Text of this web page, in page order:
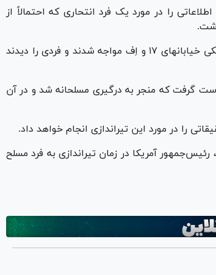
را در مورد یک فرد انتحاری که احتمالاً از
نیرو‌های سرویس مخفی با خودرو پارک‎شده این فرد در نزدیکی خیابان‎های ۱۷ و اِف مواجه شدند و فردی را دیدند
گرفت که منجر به درگیری مسلحانه شد و در آن
را در مورد این تیراندازی انجام خواهد داد.
آمریکا در زمان تیراندازی به فرد مسلح